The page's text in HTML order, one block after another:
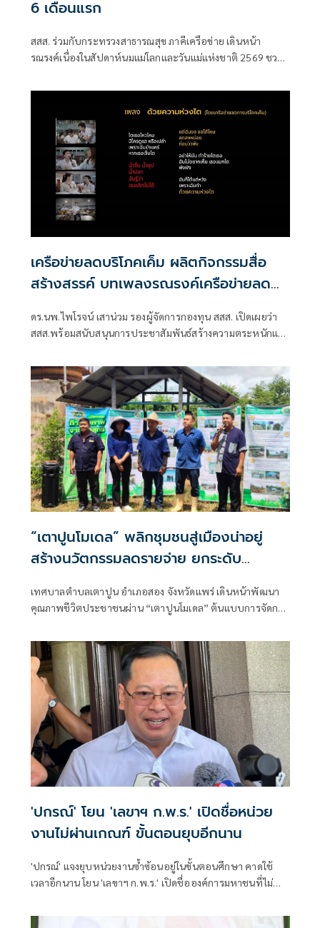
6 เดือนแรก
สสส. ร่วมกับกระทรวงสาธารณสุข ภาคีเครือข่าย เดินหน้า
รณรงค์เนื่องในสัปดาห์นมแม่โลกและวันแม่แห่งชาติ 2569 ชวน
แรกเพื่อสร้างรากฐานเด็กไทย
เครือข่ายลดบริโภคเค็ม ผลิตกิจกรรมสื่อ
สร้างสรรค์ บทเพลงรณรงค์เครือข่ายลด
ดร.นพ.ไพโรจน์ เสาน่วม รองผู้จัดการกองทุน สสส. เปิดเผยว่า
สสส.พร้อมสนับสนุนการประชาสัมพันธ์สร้างความตระหนักและ
“เตาปูนโมเดล” พลิกชุมชนสู่เมืองน่าอยู่
สร้างนวัตกรรมลดรายจ่าย ยกระดับ
เทศบาลตำบลเตาปูน อำเภอสอง จังหวัดแพร่ เดินหน้าพัฒนา
คุณภาพชีวิตประชาชนผ่าน “เตาปูนโมเดล” ต้นแบบการจัดการ
'ปกรณ์' โยน 'เลขาฯ ก.พ.ร.' เปิดชื่อหน่วย
งานไม่ผ่านเกณฑ์ ขั้นตอนยุบอีกนาน
'ปกรณ์' แจงยุบหน่วยงานซ้ำซ้อนอยู่ในขั้นตอนศึกษา คาดใช้
เวลาอีกนาน โยน 'เลขาฯ ก.พ.ร.' เปิดชื่อองค์การมหาชนที่ไม่